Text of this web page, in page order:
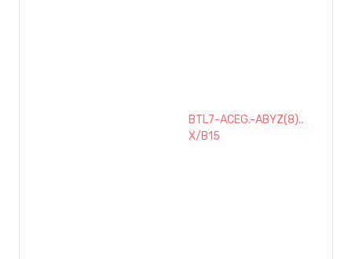
BTL7-ACEG.-ABYZ(8)..
X/B15